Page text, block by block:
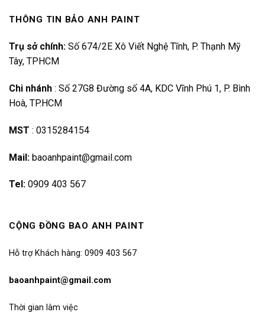
THÔNG TIN BẢO ANH PAINT
Trụ sở chính: Số 674/2E Xô Viết Nghệ Tĩnh, P. Thạnh Mỹ
Tây, TPHCM
Chi nhánh : Số 27G8 Đường số 4A, KDC Vĩnh Phú 1, P. Bình
Hoà, TP.HCM
MST : 0315284154
Mail: baoanhpaint@gmail.com
Tel: 0909 403 567
CỘNG ĐỒNG BAO ANH PAINT
Hỗ trợ Khách hàng: 0909 403 567
baoanhpaint@gmail.com
Thời gian làm việc